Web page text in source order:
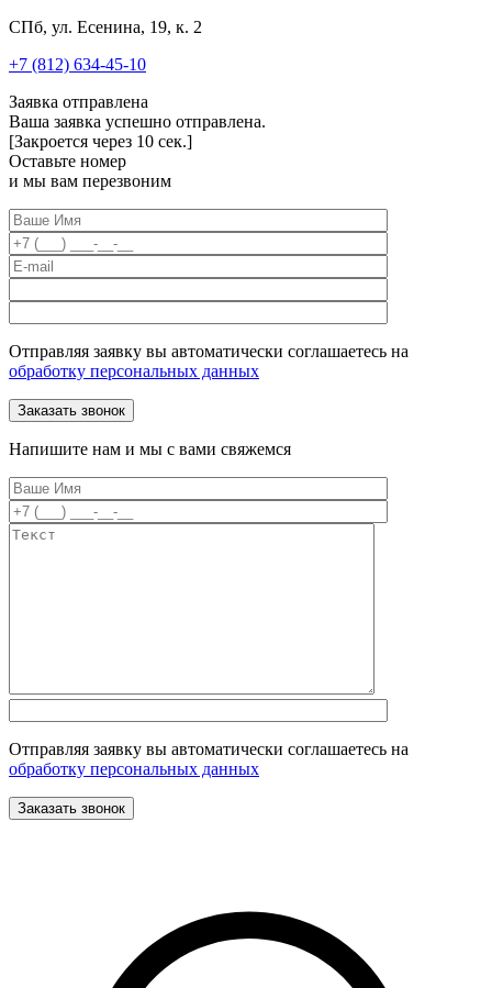
СПб, ул. Есенина, 19, к. 2
+7 (812) 634-45-10
Заявка отправлена
Ваша заявка успешно отправлена.
[Закроется через 10 сек.]
Оставьте номер
и мы вам перезвоним
Отправляя заявку вы автоматически соглашаетесь на
обработку персональных данных
Напишите нам и мы с вами свяжемся
Отправляя заявку вы автоматически соглашаетесь на
обработку персональных данных